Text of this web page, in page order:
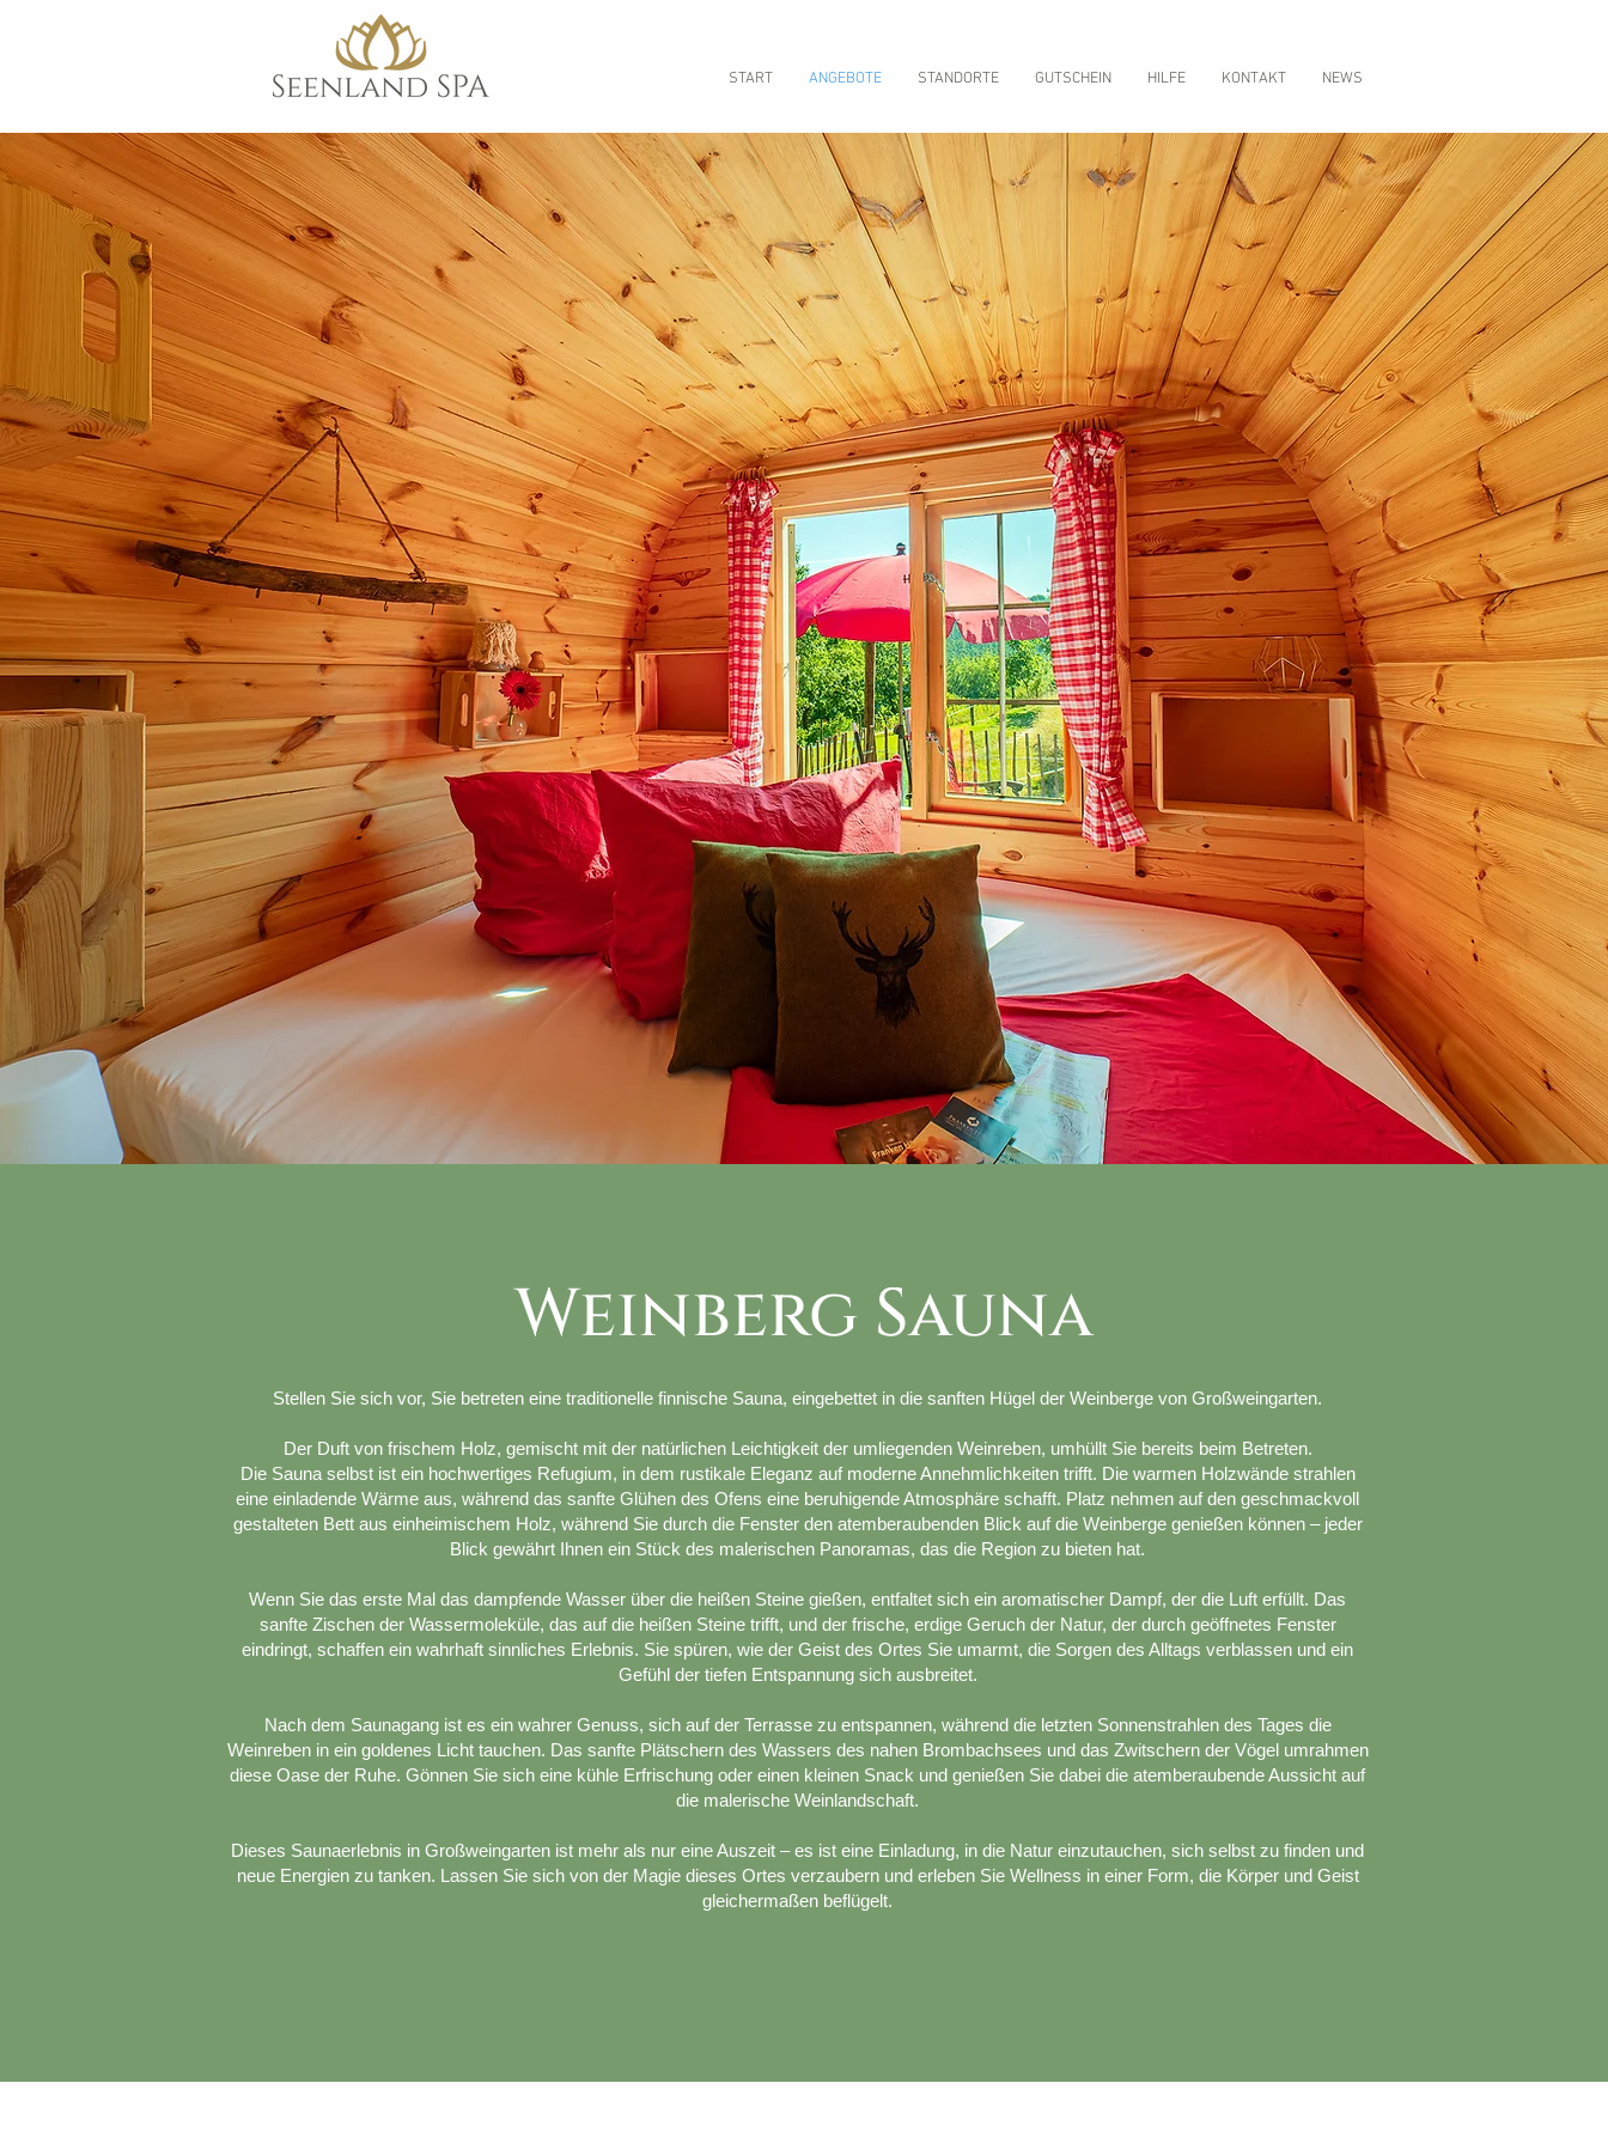
START ANGEBOTE STANDORTE GUTSCHEIN HILFE KONTAKT NEWS
Weinberg Sauna
Stellen Sie sich vor, Sie betreten eine traditionelle finnische Sauna, eingebettet in die sanften Hügel der Weinberge von Großweingarten.
Der Duft von frischem Holz, gemischt mit der natürlichen Leichtigkeit der umliegenden Weinreben, umhüllt Sie bereits beim Betreten.
Die Sauna selbst ist ein hochwertiges Refugium, in dem rustikale Eleganz auf moderne Annehmlichkeiten trifft. Die warmen Holzwände strahlen
eine einladende Wärme aus, während das sanfte Glühen des Ofens eine beruhigende Atmosphäre schafft. Platz nehmen auf den geschmackvoll
gestalteten Bett aus einheimischem Holz, während Sie durch die Fenster den atemberaubenden Blick auf die Weinberge genießen können – jeder
Blick gewährt Ihnen ein Stück des malerischen Panoramas, das die Region zu bieten hat.
Wenn Sie das erste Mal das dampfende Wasser über die heißen Steine gießen, entfaltet sich ein aromatischer Dampf, der die Luft erfüllt. Das
sanfte Zischen der Wassermoleküle, das auf die heißen Steine trifft, und der frische, erdige Geruch der Natur, der durch geöffnetes Fenster
eindringt, schaffen ein wahrhaft sinnliches Erlebnis. Sie spüren, wie der Geist des Ortes Sie umarmt, die Sorgen des Alltags verblassen und ein
Gefühl der tiefen Entspannung sich ausbreitet.
Nach dem Saunagang ist es ein wahrer Genuss, sich auf der Terrasse zu entspannen, während die letzten Sonnenstrahlen des Tages die
Weinreben in ein goldenes Licht tauchen. Das sanfte Plätschern des Wassers des nahen Brombachsees und das Zwitschern der Vögel umrahmen
diese Oase der Ruhe. Gönnen Sie sich eine kühle Erfrischung oder einen kleinen Snack und genießen Sie dabei die atemberaubende Aussicht auf
die malerische Weinlandschaft.
Dieses Saunaerlebnis in Großweingarten ist mehr als nur eine Auszeit – es ist eine Einladung, in die Natur einzutauchen, sich selbst zu finden und
neue Energien zu tanken. Lassen Sie sich von der Magie dieses Ortes verzaubern und erleben Sie Wellness in einer Form, die Körper und Geist
gleichermaßen beflügelt.